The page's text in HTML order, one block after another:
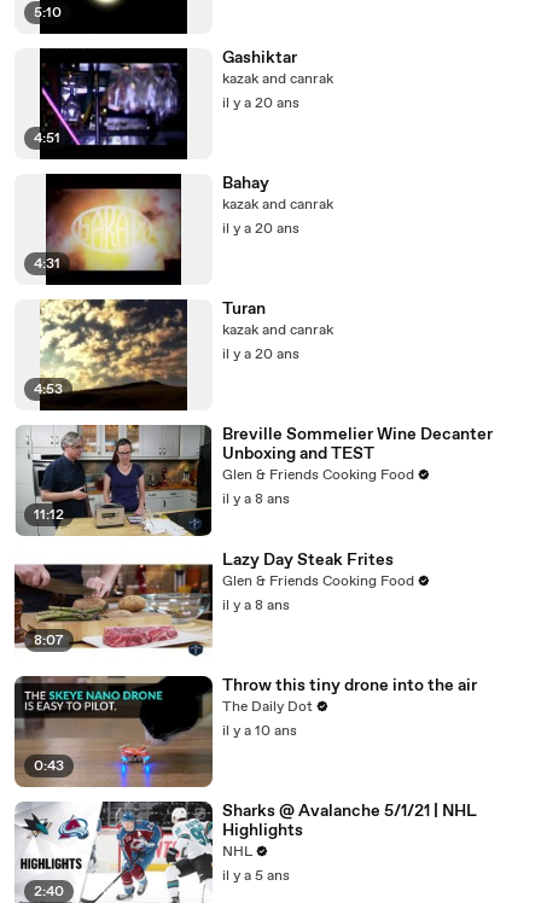
5:10
4:51
Gashiktar
kazak and canrak
il y a 20 ans
4:31
Bahay
kazak and canrak
il y a 20 ans
4:53
Turan
kazak and canrak
il y a 20 ans
11:12
Breville Sommelier Wine Decanter
Unboxing and TEST
Glen & Friends Cooking Food
il y a 8 ans
8:07
Lazy Day Steak Frites
Glen & Friends Cooking Food
il y a 8 ans
0:43
Throw this tiny drone into the air
The Daily Dot
il y a 10 ans
2:40
Sharks @ Avalanche 5/1/21 | NHL
Highlights
NHL
il y a 5 ans